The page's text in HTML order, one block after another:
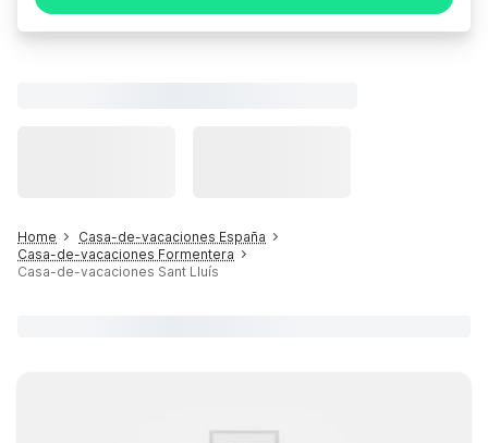
Home
Casa-de-vacaciones España
Casa-de-vacaciones Formentera
Casa-de-vacaciones Sant Lluís